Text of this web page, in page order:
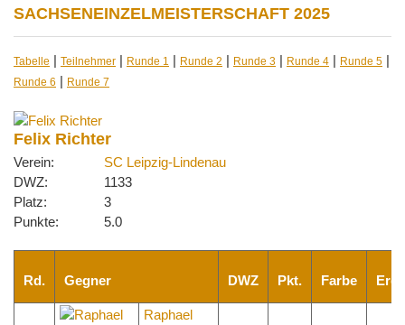
SACHSENEINZELMEISTERSCHAFT 2025
Tabelle | Teilnehmer | Runde 1 | Runde 2 | Runde 3 | Runde 4 | Runde 5 |
Runde 6 | Runde 7
Felix Richter
Verein:
SC Leipzig-Lindenau
DWZ:
1133
Platz:
3
Punkte:
5.0
Rd. Gegner DWZ Pkt. Farbe
Raphael